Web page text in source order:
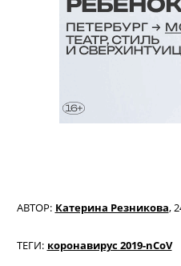
АВТОР: Катерина Резникова,
ТЕГИ: коронавирус 2019-nCoV